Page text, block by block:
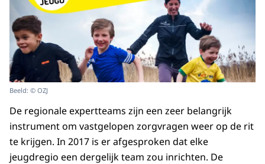
Beeld: © OZJ
De regionale expertteams zijn een zeer belangrijk
instrument om vastgelopen zorgvragen weer op de rit
te krijgen. In 2017 is er afgesproken dat elke
jeugdregio een dergelijk team zou inrichten. De